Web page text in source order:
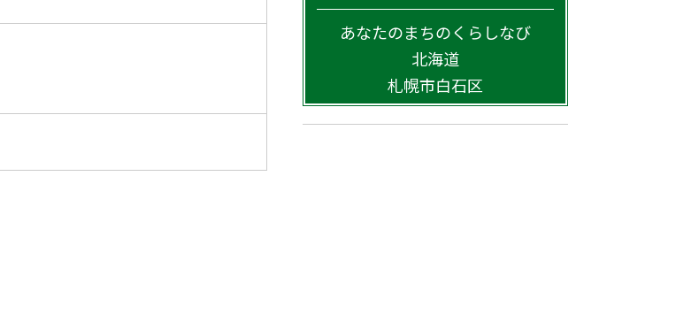
あなたのまちのくらしなび
北海道
札幌市白石区